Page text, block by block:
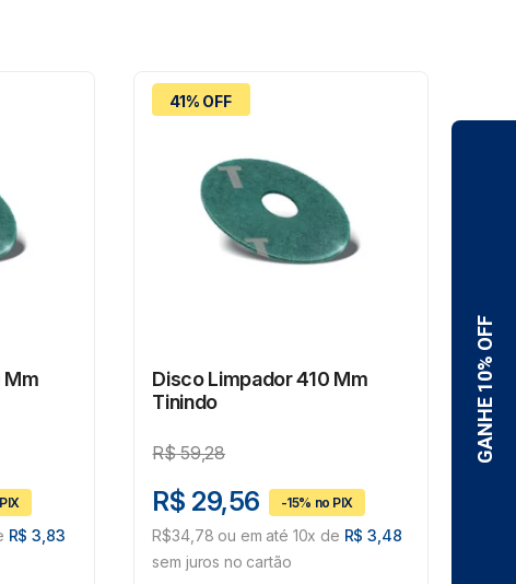
Mm
R$ 3,83
41% OFF
Disco Limpador 410 Mm
Tinindo
R$59,28
R$ 29,56
R$34,78 ou em até 10x de R$ 3,48
sem juros no cartão
R$